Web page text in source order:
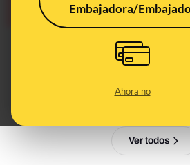
Embajadora/
Ahora no
No, este mural con
en diferentes posturas
pintó en un colegio de
las fiestas de Bilbao en
Ver todos